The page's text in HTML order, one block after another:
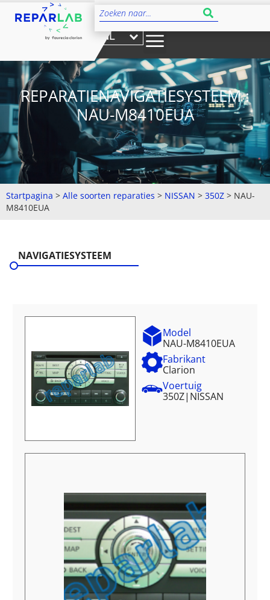
NL
REPARATIENAVIGATIESYSTEEM :
NAU-M8410EUA
Startpagina > Alle soorten reparaties > NISSAN > 350Z > NAU-
M8410EUA
NAVIGATIESYSTEEM
Model
NAU-M8410EUA
Fabrikant
Clarion
Voertuig
350Z| NISSAN